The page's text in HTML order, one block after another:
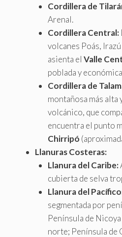
Cordillera de
Arenal.
Cordillera Central:
volcanes Poás,
asienta el Valle
poblada y
Cordillera de
montañosa más alta
volcánico, que
encuentra el punto
Chirripó
Llanuras Costeras:
Llanura del Caribe:
cubierta de selva
Llanura del
segmentada por
Península de
norte; Península de